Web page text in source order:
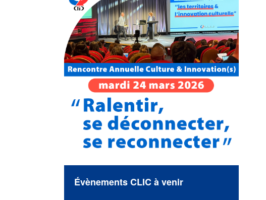
Évènements CLIC à venir